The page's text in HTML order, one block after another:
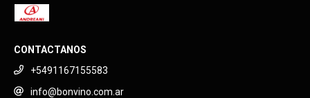
CONTACTANOS
+5491167155583
info@bonvino.com.ar